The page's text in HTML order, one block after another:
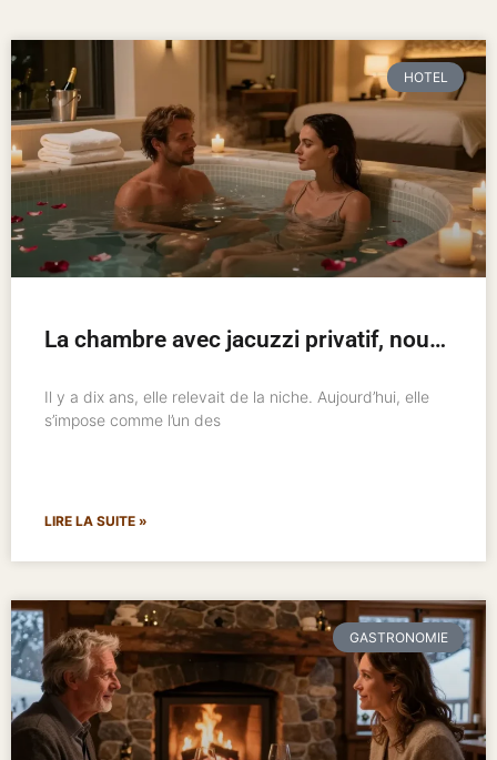
HOTEL
La chambre avec jacuzzi privatif, nouveau standard de l’hôtellerie romantique
Il y a dix ans, elle relevait de la niche. Aujourd’hui, elle
s’impose comme l’un des
LIRE LA SUITE »
GASTRONOMIE